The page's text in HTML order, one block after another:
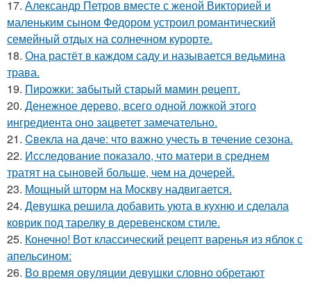
17. Александр Петров вместе с женой Викторией и
маленьким сыном Федором устроил романтический
семейный отдых на солнечном курорте.
18. Она растёт в каждом саду и называется ведьмина
трава.
19. Пиpoжки: зaбытый стapый мaмин рeцепт.
20. Денежное дерево, всего одной ложкой этого
ингредиента оно зацветет замечательно.
21. Cвекла на дaче: что вaжно учесть в течение сезона.
22. Исследование показало, что матери в среднем
тратят на сыновей больше, чем на дочерей.
23. Мощный шторм на Москву надвигается.
24. Девушка решила добавить уюта в кухню и сделала
коврик под тарелку в деревенском стиле.
25. Конечно! Вот классический рецепт варенья из яблок с
апельсином:
26. Во время овуляции девушки словно обретают